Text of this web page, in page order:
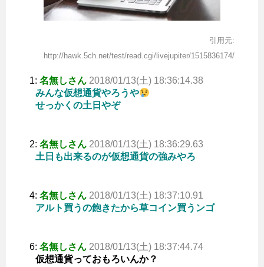
引用元:
http://hawk.5ch.net/test/read.cgi/livejupiter/1515836174/
1: 名無しさん 2018/01/13(土) 18:36:14.38
みんな仮想通貨やろうや
せっかくの土日やぞ
2: 名無しさん 2018/01/13(土) 18:36:29.63
土日も出来るのが仮想通貨の強みやろ
4: 名無しさん 2018/01/13(土) 18:37:10.91
アルト買うの飽きたから草コイン買うンゴ
6: 名無しさん 2018/01/13(土) 18:37:44.74
仮想通貨っておもろいんか？